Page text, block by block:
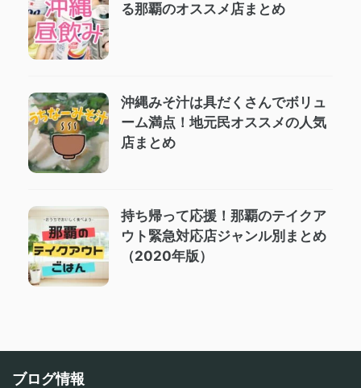
る那覇のオススメ店まとめ
沖縄みそ汁は具だくさんでボリュ
ーム満点！地元民オススメの人気
店まとめ
持ち帰って応援！那覇のテイクア
ウト緊急対応店ジャンル別まとめ
（2020年版）
ブログ情報